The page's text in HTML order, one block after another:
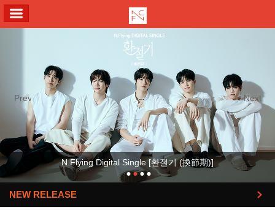
Previous Next
N.Flying Digital Single [환절기 (換節期)]
NEW RELEASE 더보기